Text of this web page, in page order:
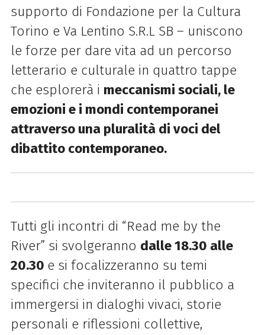
supporto di Fondazione per la Cultura
Torino e Va Lentino S.R.L SB – uniscono
le forze per dare vita ad un percorso
letterario e culturale in quattro tappe
che esplorerà i meccanismi sociali, le
emozioni e i mondi contemporanei
attraverso una pluralità di voci del
dibattito contemporaneo.
Tutti gli incontri di “Read me by the
River” si svolgeranno dalle 18.30 alle
20.30 e si focalizzeranno su temi
specifici che inviteranno il pubblico a
immergersi in dialoghi vivaci, storie
personali e riflessioni collettive,